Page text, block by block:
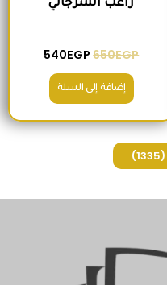
راغب السرجاني
650EGP
540EGP
إضافة إلى السلة
(1335)